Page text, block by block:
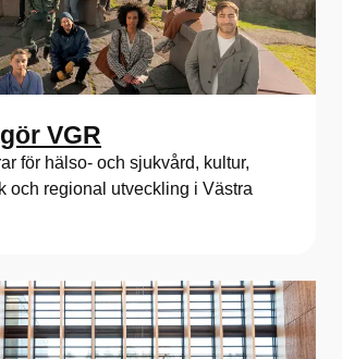
VGR
för hälso- och sjukvård, kultur,
och regional utveckling i Västra